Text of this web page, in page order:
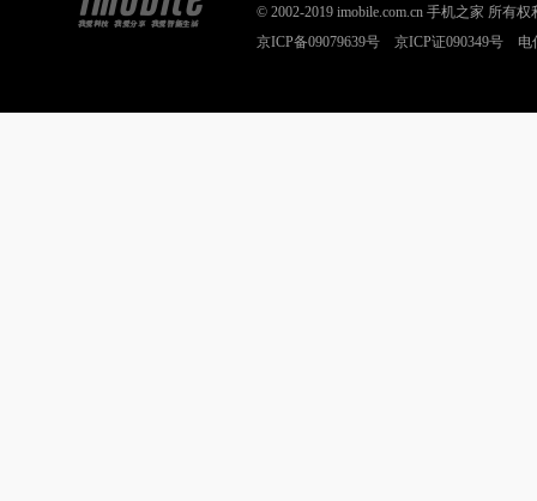
© 2002-2019 imobile.com.cn 手机之家 所有
京ICP备09079639号 京ICP证090349号 电